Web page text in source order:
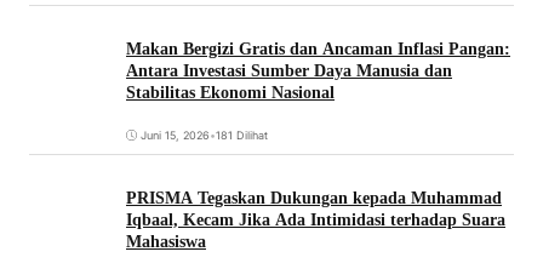
Makan Bergizi Gratis dan Ancaman Inflasi Pangan:
Antara Investasi Sumber Daya Manusia dan
Stabilitas Ekonomi Nasional
Juni 15, 2026•181 Dilihat
PRISMA Tegaskan Dukungan kepada Muhammad
Iqbaal, Kecam Jika Ada Intimidasi terhadap Suara
Mahasiswa